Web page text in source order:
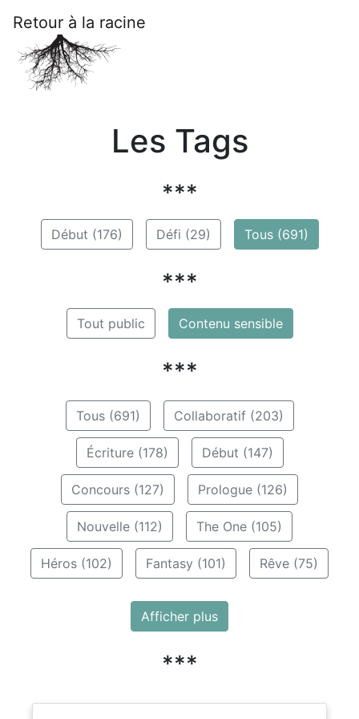
Retour à la racine
Les Tags
***
Début (176) Défi (29) Tous (691)
***
Tout public Contenu sensible
***
Tous (691) Collaboratif (203)
Écriture (178) Début (147)
Concours (127) Prologue (126)
Nouvelle (112) The One (105)
Héros (102) Fantasy (101) Rêve (75)
Afficher plus
***